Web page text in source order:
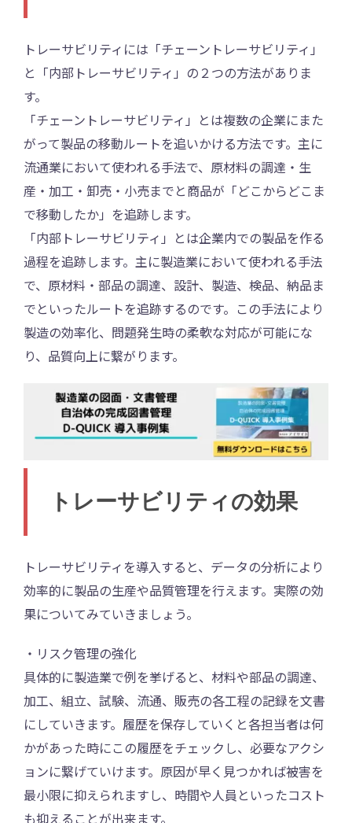
トレーサビリティには「チェーントレーサビリティ」
と「内部トレーサビリティ」の２つの方法がありま
す。
「チェーントレーサビリティ」とは複数の企業にまた
がって製品の移動ルートを追いかける方法です。主に
流通業において使われる手法で、原材料の調達・生
産・加工・卸売・小売までと商品が「どこからどこま
で移動したか」を追跡します。
「内部トレーサビリティ」とは企業内での製品を作る
過程を追跡します。主に製造業において使われる手法
で、原材料・部品の調達、設計、製造、検品、納品ま
でといったルートを追跡するのです。この手法により
製造の効率化、問題発生時の柔軟な対応が可能にな
り、品質向上に繋がります。
トレーサビリティの効果
トレーサビリティを導入すると、データの分析により
効率的に製品の生産や品質管理を行えます。実際の効
果についてみていきましょう。
・リスク管理の強化
具体的に製造業で例を挙げると、材料や部品の調達、
加工、組立、試験、流通、販売の各工程の記録を文書
にしていきます。履歴を保存していくと各担当者は何
かがあった時にこの履歴をチェックし、必要なアクシ
ョンに繋げていけます。原因が早く見つかれば被害を
最小限に抑えられますし、時間や人員といったコスト
も抑えることが出来ます。